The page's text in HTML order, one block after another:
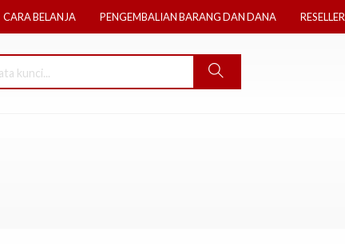
CARA BELANJA PENGEMBALIAN BARANG DAN DANA RESELLER